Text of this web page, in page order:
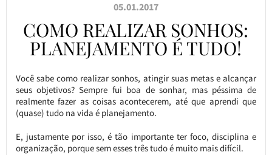
05.01.2017
COMO REALIZAR SONHOS:
PLANEJAMENTO É TUDO!
Você sabe como realizar sonhos, atingir suas metas e alcançar
seus objetivos? Sempre fui boa de sonhar, mas péssima de
realmente fazer as coisas acontecerem, até que aprendi que
(quase) tudo na vida é planejamento.
E, justamente por isso, é tão importante ter foco, disciplina e
organização, porque sem esses três tudo é muito mais difícil.